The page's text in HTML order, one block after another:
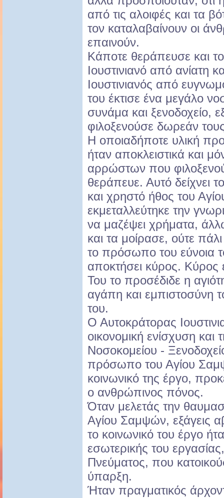
από τις αλοιφές και τα
τον καταλαβαίνουν οι
επαινούν.
Κάποτε θεράπευσε και
Ιουστινιανό από ανίατη
Ιουστινιανός από
του έκτισε ένα μεγάλο
συνάμα και ξενοδοχείο,
φιλοξενούσε δωρεάν
Η οποιαδήποτε υλική
ήταν αποκλειστικά και
αρρώστων που
θεράπευε. Αυτό δείχνει
και χρηστό ήθος του
εκμεταλλεύτηκε την
να μαζέψει χρήματα,
και τα μοίρασε, ούτε
το πρόσωπο του εύνοια
αποκτήσει κύρος. Κύρος
Του το προσέδιδε η
αγάπη και
του.
Ο Αυτοκράτορας
οικονομική ενίσχυση και
Νοσοκομείου -
πρόσωπο του Αγίου
κοινωνικό της έργο,
ο ανθρώπινος πόνος.
Όταν μελετάς την
Αγίου Σαμψών, εξάγεις
το κοινωνικό του έργο
εσωτερικής του
Πνεύματος, που
ύπαρξη.
Ήταν πραγματικός